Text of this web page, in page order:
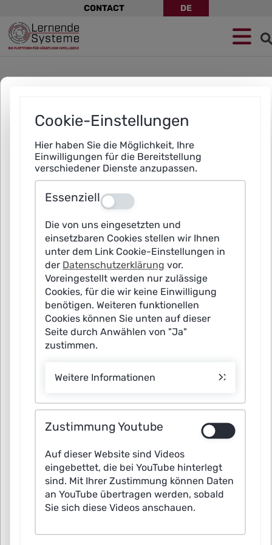
to
navigation
to
main
content
to
footer
CONTACT DE
Search
Cookie-Einstellungen
Hier haben Sie die Möglichkeit, Ihre
Einwilligungen für die Bereitstellung
verschiedener Dienste anzupassen.
Essenziell Aus
Die von uns eingesetzten und
einsetzbaren Cookies stellen wir Ihnen
unter dem Link Cookie-Einstellungen in
der Datenschutzerklärung vor.
Voreingestellt werden nur zulässige
Cookies, für die wir keine Einwilligung
benötigen. Weiteren funktionellen
Cookies können Sie unten auf dieser
Seite durch Anwählen von "Ja"
zustimmen.
Weitere Informationen
Zustimmung Youtube
Auf dieser Website sind Videos
eingebettet, die bei YouTube hinterlegt
sind. Mit Ihrer Zustimmung können Daten
an YouTube übertragen werden, sobald
Sie sich diese Videos anschauen.